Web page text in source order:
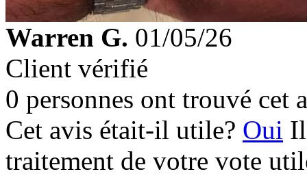
Warren G. 01/05/26
Client vérifié
0 personnes ont trouvé cet
Cet avis était-il utile? Oui
traitement de votre vote